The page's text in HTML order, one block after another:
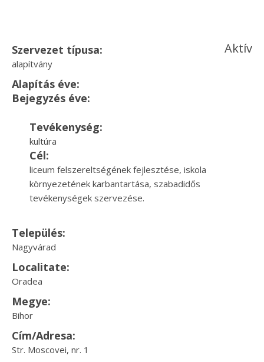
Szervezet típusa:
alapítvány
Aktív
Alapítás éve:
Bejegyzés éve:
Tevékenység:
kultúra
Cél:
liceum felszereltségének fejlesztése, iskola
környezetének karbantartása, szabadidős
tevékenységek szervezése.
Település:
Nagyvárad
Localitate:
Oradea
Megye:
Bihor
Cím/Adresa:
Str. Moscovei, nr. 1